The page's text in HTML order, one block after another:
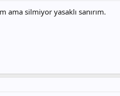
ama silmiyor yasaklı sanırım.